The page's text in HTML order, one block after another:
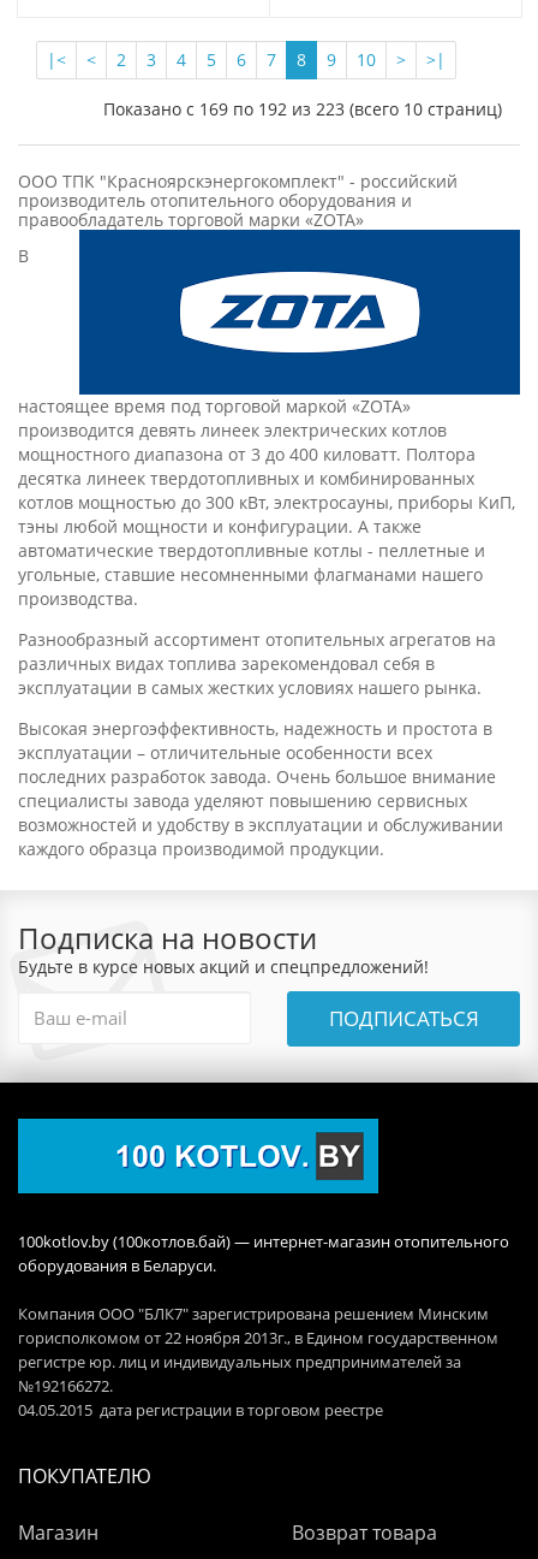
|< < 2 3 4 5 6 7 8 9 10 > >|
Показано с 169 по 192 из 223 (всего 10 страниц)
ООО ТПК "Красноярскэнергокомплект" - российский
производитель отопительного оборудования и
правообладатель торговой марки «ZOTA»
В
настоящее время под торговой маркой «ZOTA»
производится девять линеек электрических котлов
мощностного диапазона от 3 до 400 киловатт. Полтора
десятка линеек твердотопливных и комбинированных
котлов мощностью до 300 кВт, электросауны, приборы КиП,
тэны любой мощности и конфигурации. А также
автоматические твердотопливные котлы - пеллетные и
угольные, ставшие несомненными флагманами нашего
производства.
Разнообразный ассортимент отопительных агрегатов на
различных видах топлива зарекомендовал себя в
эксплуатации в самых жестких условиях нашего рынка.
Высокая энергоэффективность, надежность и простота в
эксплуатации – отличительные особенности всех
последних разработок завода. Очень большое внимание
специалисты завода уделяют повышению сервисных
возможностей и удобству в эксплуатации и обслуживании
каждого образца производимой продукции.
Подписка на новости
Будьте в курсе новых акций и спецпредложений!
ПОДПИСАТЬСЯ
100kotlov.by (100котлов.бай) — интернет-магазин отопительного
оборудования в Беларуси.
Компания ООО "БЛК7" зарегистрирована решением Минским
горисполкомом от 22 ноября 2013г., в Едином государственном
регистре юр. лиц и индивидуальных предпринимателей за
№192166272.
04.05.2015 дата регистрации в торговом реестре
ПОКУПАТЕЛЮ
Магазин
Возврат товара